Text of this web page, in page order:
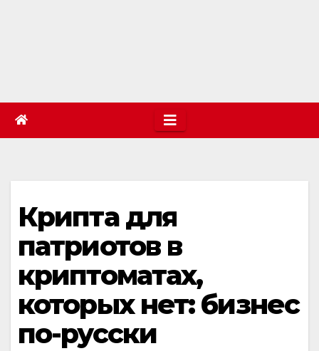
Крипта для
патриотов в
криптоматах,
которых нет: бизнес
по-русски